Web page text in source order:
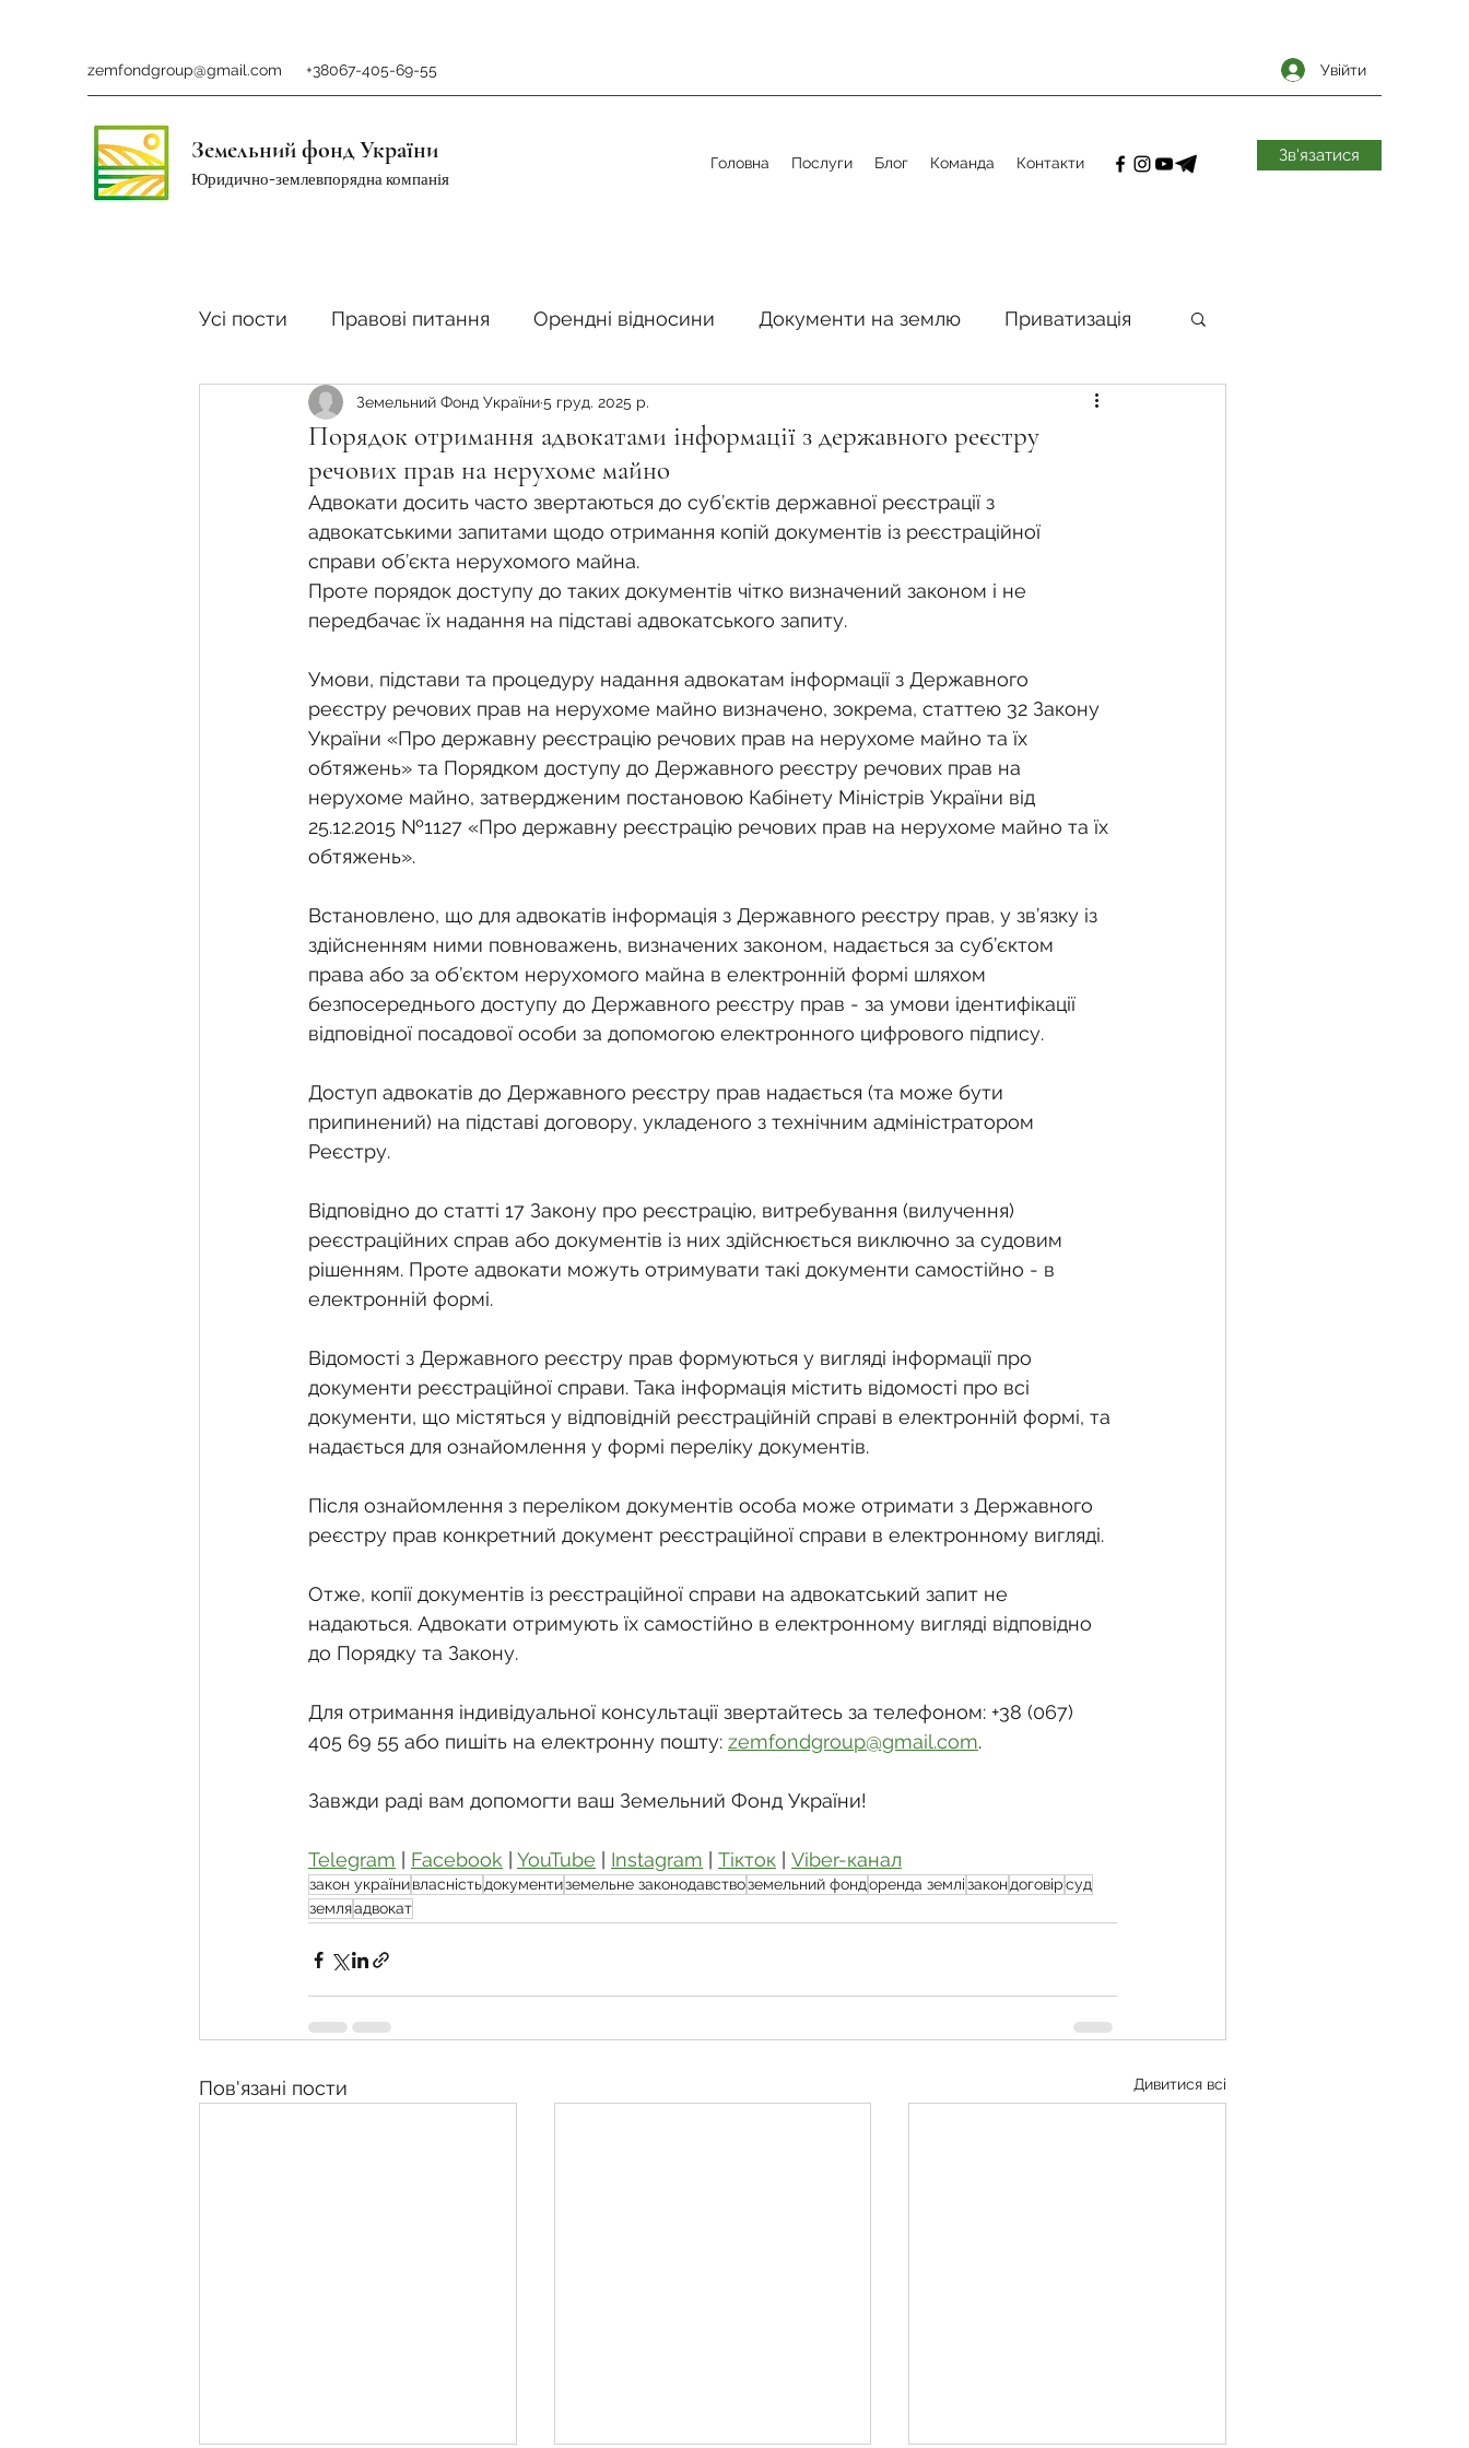
zemfondgroup@gmail.com +38067-405-69-55 Увійти
Земельний фонд України
Юридично-землевпорядна компанія
Головна Послуги Блог Команда Контакти Зв'язатися
Усі пости Правові питання Орендні відносини Документи на землю Приватизація
Ринок землі Податки стосовно земельної сфери Органи місцевого самоврядування
Фермерське господарство Спадкування земельної ділянки
Новини земельного законодавства Земельні питання Військова служба
Нормативно-грошова оцінка Встановлення меж земельної ділянки
Державна реєстрація земельних прав Юридичні питання у воєнний час
Загальні правові питання
Порядок отримання адвокатами інформації з державного реєстру
речових прав на нерухоме майно
Земельний Фонд України5 груд. 2025 р.
Адвокати досить часто звертаються до суб’єктів державної реєстрації з
адвокатськими запитами щодо отримання копій документів із реєстраційної
справи об’єкта нерухомого майна.
Проте порядок доступу до таких документів чітко визначений законом і не
передбачає їх надання на підставі адвокатського запиту.
Умови, підстави та процедуру надання адвокатам інформації з Державного
реєстру речових прав на нерухоме майно визначено, зокрема, статтею 32 Закону
України «Про державну реєстрацію речових прав на нерухоме майно та їх
обтяжень» та Порядком доступу до Державного реєстру речових прав на
нерухоме майно, затвердженим постановою Кабінету Міністрів України від
25.12.2015 №1127 «Про державну реєстрацію речових прав на нерухоме майно та їх
обтяжень».
Встановлено, що для адвокатів інформація з Державного реєстру прав, у зв’язку із
здійсненням ними повноважень, визначених законом, надається за суб’єктом
права або за об’єктом нерухомого майна в електронній формі шляхом
безпосереднього доступу до Державного реєстру прав - за умови ідентифікації
відповідної посадової особи за допомогою електронного цифрового підпису.
Доступ адвокатів до Державного реєстру прав надається (та може бути
припинений) на підставі договору, укладеного з технічним адміністратором
Реєстру.
Відповідно до статті 17 Закону про реєстрацію, витребування (вилучення)
реєстраційних справ або документів із них здійснюється виключно за судовим
рішенням. Проте адвокати можуть отримувати такі документи самостійно - в
електронній формі.
Відомості з Державного реєстру прав формуються у вигляді інформації про
документи реєстраційної справи. Така інформація містить відомості про всі
документи, що містяться у відповідній реєстраційній справі в електронній формі, та
надається для ознайомлення у формі переліку документів.
Після ознайомлення з переліком документів особа може отримати з Державного
реєстру прав конкретний документ реєстраційної справи в електронному вигляді.
Отже, копії документів із реєстраційної справи на адвокатський запит не
надаються. Адвокати отримують їх самостійно в електронному вигляді відповідно
до Порядку та Закону.
Для отримання індивідуальної консультації звертайтесь за телефоном: +38 (067)
405 69 55 або пишіть на електронну пошту: zemfondgroup@gmail.com.
Завжди раді вам допомогти ваш Земельний Фонд України!
Telegram Facebook YouTube Instagram Тікток Viber-канал
закон українивласністьдокументиземельне законодавствоземельний фондоренда землізакондоговірсуд
земляадвокат
Пов'язані пости Дивитися всі